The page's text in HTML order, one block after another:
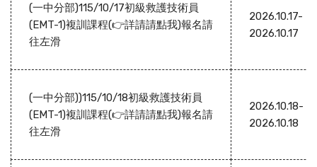
(一中分部)115/10/17初級救護技術員
(EMT-1)複訓課程(👉詳請請點我)報名請
往左滑
2026.10.17-
2026.10.17
(一中分部))115/10/18初級救護技術員
(EMT-1)複訓課程(👉詳請請點我)報名請
往左滑
2026.10.18-
2026.10.18